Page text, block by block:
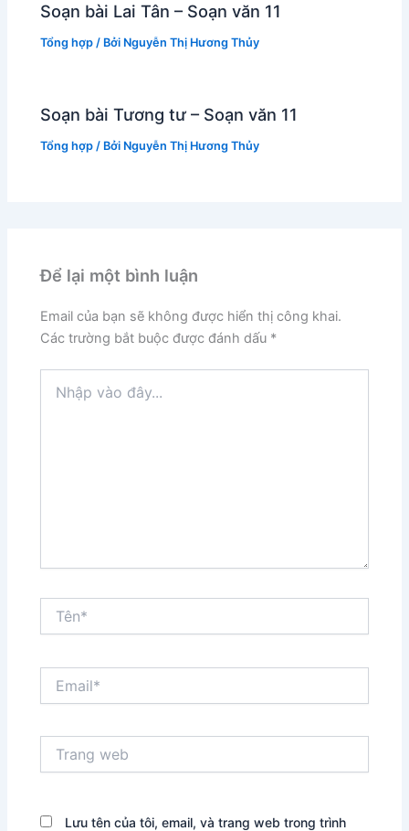
Soạn bài Lai Tân – Soạn văn 11
Tổng hợp / Bởi Nguyễn Thị Hương Thủy
Soạn bài Tương tư – Soạn văn 11
Tổng hợp / Bởi Nguyễn Thị Hương Thủy
Để lại một bình luận
Email của bạn sẽ không được hiển thị công khai.
Các trường bắt buộc được đánh dấu *
vào
web
Lưu tên của tôi, email, và trang web trong trình